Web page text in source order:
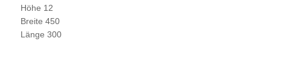
Höhe 12
Breite 450
Länge 300